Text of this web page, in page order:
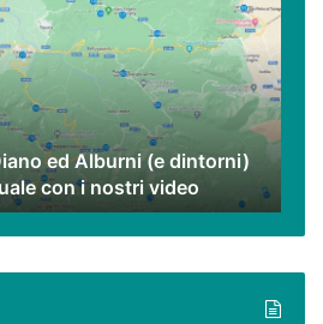
ed Alburni (e dintorni)
con i nostri video